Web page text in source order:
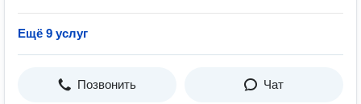
Ещё 9 услуг
Позвонить Чат